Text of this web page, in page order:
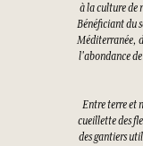
à la culture de
Bénéficiant du
Méditerranée,
l'abondance
Entre terre et
cueillette des
des gantiers